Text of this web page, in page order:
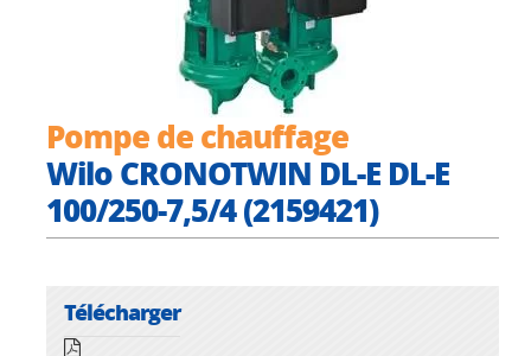
Pompe de chauffage
Wilo CRONOTWIN DL-E DL-E
100/250-7,5/4 (2159421)
Télécharger